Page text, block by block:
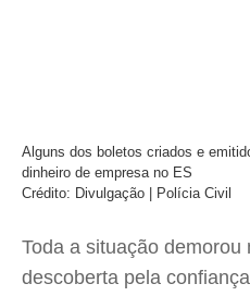
Alguns dos boletos criados e
dinheiro de empresa no ES
Crédito: Divulgação | Polícia Civil
Toda a situação demorou
descoberta pela